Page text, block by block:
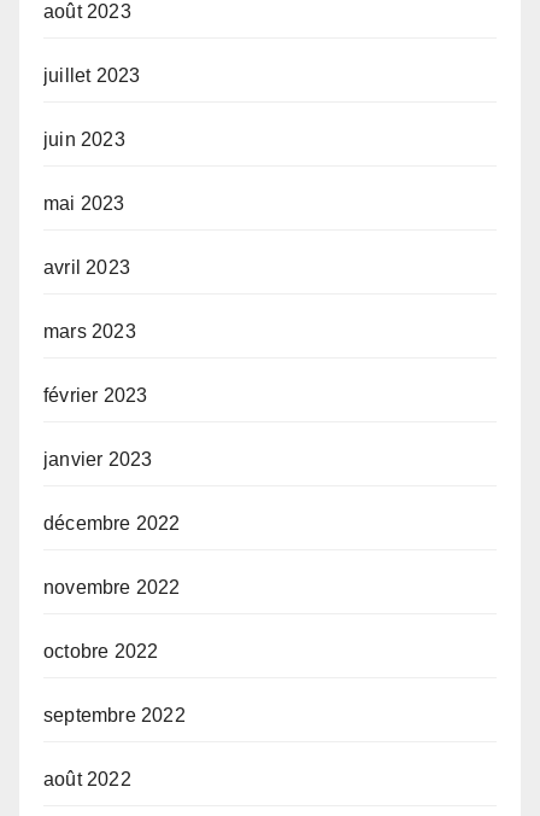
août 2023
juillet 2023
juin 2023
mai 2023
avril 2023
mars 2023
février 2023
janvier 2023
décembre 2022
novembre 2022
octobre 2022
septembre 2022
août 2022